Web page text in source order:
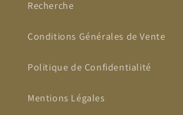
Recherche
Conditions Générales de Vente
Politique de Confidentialité
Mentions Légales